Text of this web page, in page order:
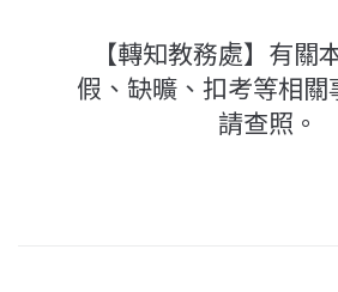
【轉知教務處】有關
假、缺曠、扣考等相關
請查照。